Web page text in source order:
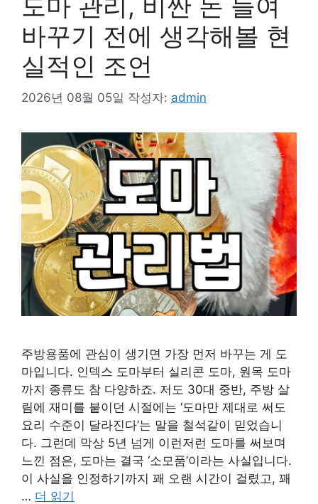
바꾸기 전에 생각해볼 현
실적인 조언
2026년 08월 05일 작성자: admin
주방용품에 관심이 생기면 가장 먼저 바꾸는 게 도
마입니다. 인덱스 도마부터 실리콘 도마, 원목 도마
까지 종류도 참 다양하죠. 저도 30대 중반, 주방 살
림에 재미를 붙이던 시절에는 ‘도마만 제대로 써도
요리 수준이 달라진다’는 말을 철석같이 믿었습니
다. 그런데 막상 5년 넘게 이런저런 도마를 써보며
느낀 점은, 도마는 결국 ‘소모품’이라는 사실입니다.
이 사실을 인정하기까지 꽤 오랜 시간이 걸렸고, 꽤
… 더 읽기